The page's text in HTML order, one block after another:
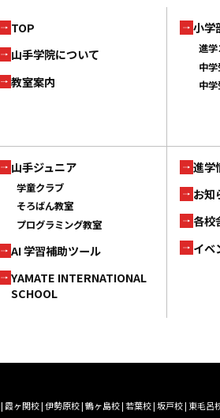
TOP
山手学院について
教室案内
小学
進
中
中
山手ジュニア
学童クラブ
そろばん教室
プログラミング教室
AI 学習補助ツール
YAMATE INTERNATIONAL
SCHOOL
進学
お知
各校
イベ
| 霞ヶ関校|伊勢原校|鶴ヶ島校|若葉校|坂戸校| 東毛呂